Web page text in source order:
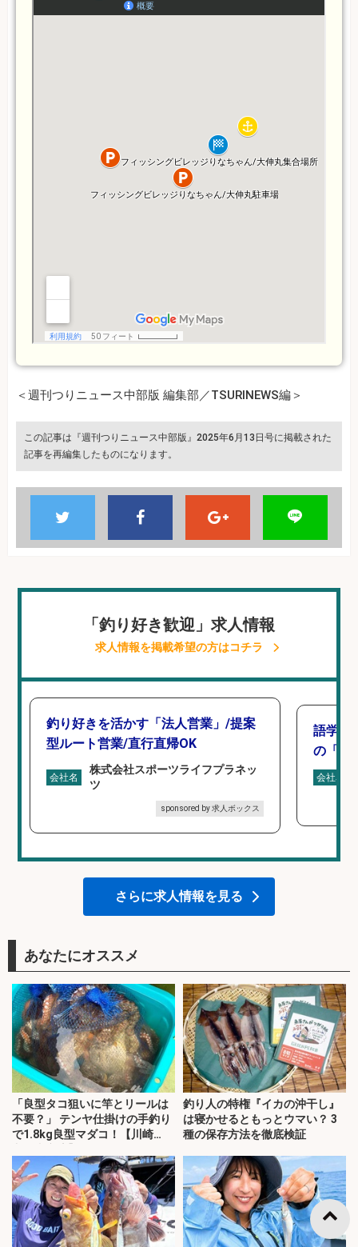
＜週刊つりニュース中部版 編集部／TSURINEWS編＞
この記事は『週刊つりニュース中部版』2025年6月13日号に掲載された
記事を再編集したものになります。
「釣り好き歓迎」求人情報
求人情報を掲載希望の方はコチラ
釣り好きを活かす「法人営業」/提案
型ルート営業/直行直帰OK
会社名
株式会社スポーツライフプラネッ
ツ
sponsored by 求人ボックス
語学力
の「海
会社名
さらに求人情報を見る
あなたにオススメ
「良型タコ狙いに竿とリールは
不要？」 テンヤ仕掛けの手釣り
で1.8kg良型マダコ！【川崎
釣り人の特権『イカの沖干し』
は寝かせるともっとウマい？ 3
種の保存方法を徹底検証